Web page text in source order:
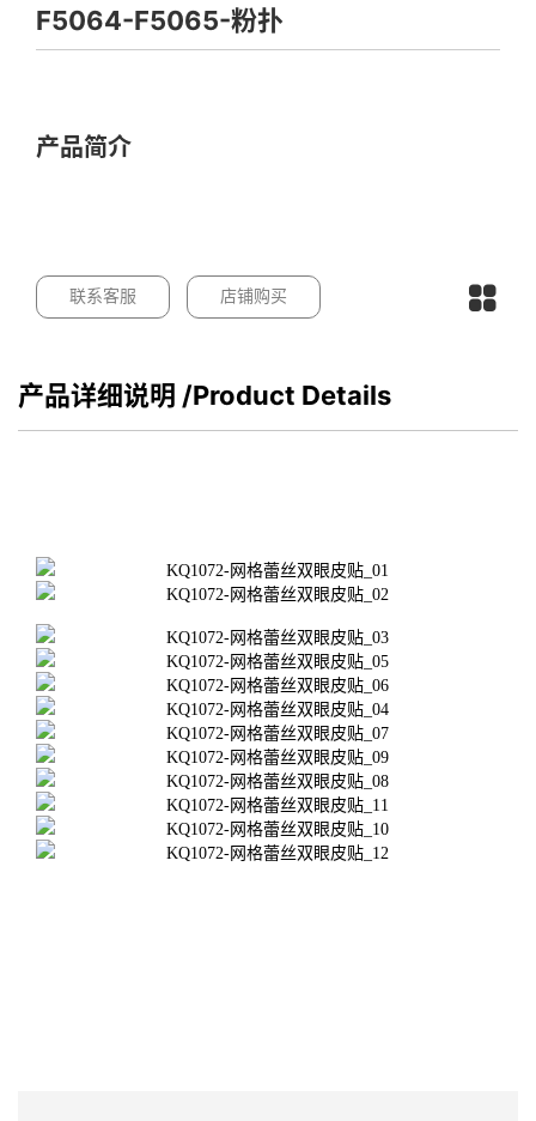
F5064-F5065-粉扑
产品简介
联系客服 店铺购买
产品详细说明 /Product Details